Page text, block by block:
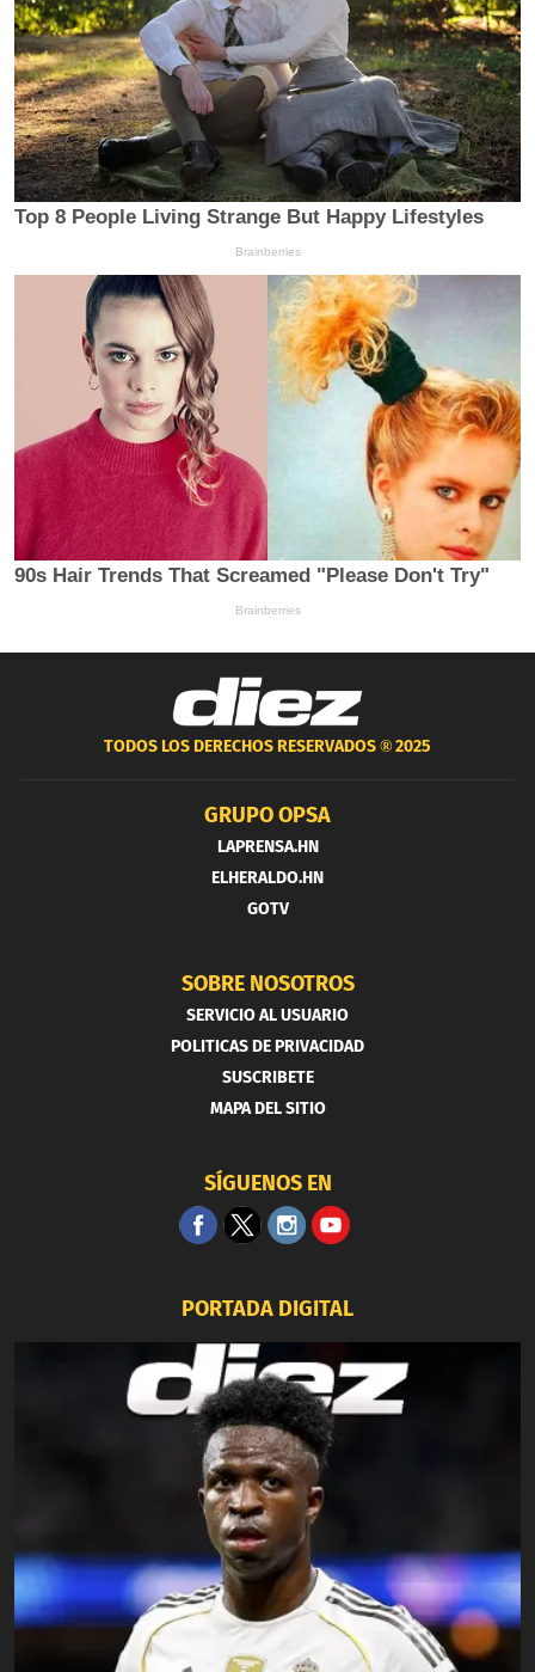
TODOS LOS DERECHOS RESERVADOS ®2025
GRUPO OPSA
LAPRENSA.HN
ELHERALDO.HN
GOTV
SOBRE NOSOTROS
SERVICIO AL USUARIO
POLITICAS DE PRIVACIDAD
SUSCRIBETE
MAPA DEL SITIO
SÍGUENOS EN
PORTADA DIGITAL